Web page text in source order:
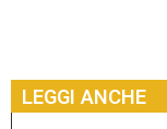
LEGGI ANCHE